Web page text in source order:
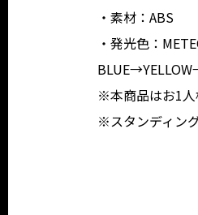
・素材：ABS
・発光色：
※本商品はお1人
※スタンディン